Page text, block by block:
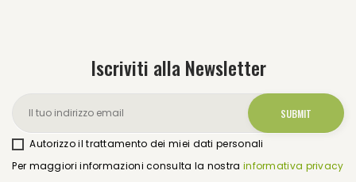
Iscriviti alla Newsletter
Autorizzo il trattamento dei miei dati personali
Per maggiori informazioni consulta la nostra informativa privacy